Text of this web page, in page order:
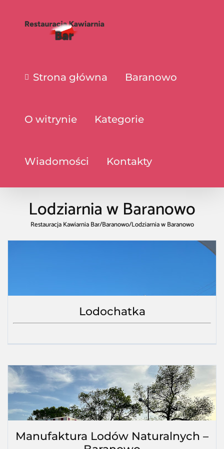
Strona główna Baranowo
O witrynie Kategorie
Wiadomości Kontakty
Lodziarnia w Baranowo
Restauracja Kawiarnia Bar/Baranowo/Lodziarnia w Baranowo
Lodochatka
Manufaktura Lodów Naturalnych –